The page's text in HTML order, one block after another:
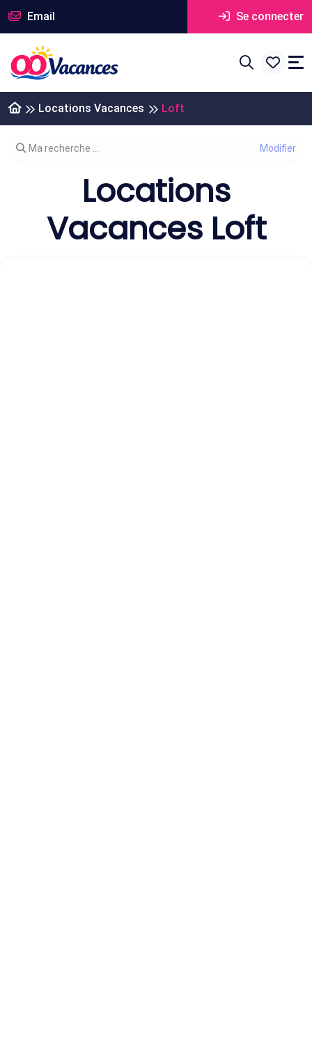
Email Se connecter
Locations Vacances Loft
Modifier votre recherche
Ma recherche ...
Locations
Vacances Loft